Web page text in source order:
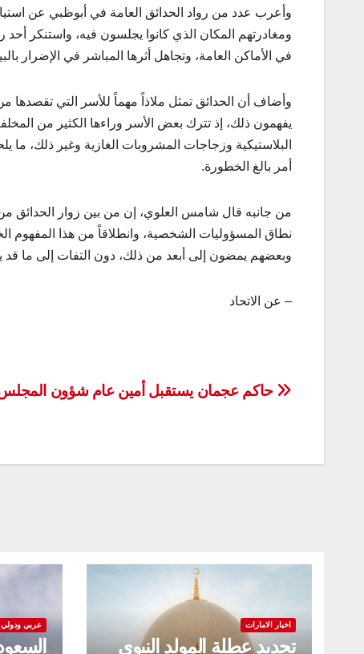
وأعرب عدد من رواد الحدائق العامة في أبوظبي عن
ومغادرتهم المكان الذي كانوا يجلسون فيه، واستنكر أحد
في الأماكن العامة، وتجاهل أثرها المباشر في الإضرار
وأضاف أن الحدائق تمثل ملاذاً مهماً للأسر التي تقصدها
يفهمون ذلك، إذ تترك بعض الأسر وراءها الكثير من
البلاستيكية وزجاجات المشروبات الغازية وغير ذلك، ما
أمر بالغ الخطورة.
من جانبه قال شامس العلوي، إن من بين زوار الحدائق من
نطاق المسؤوليات الشخصية، وانطلاقاً من هذا المفهوم
وبعضهم يمضون إلى أبعد من ذلك، دون التفات إلى ما
– عن الاتحاد
تصفّح
حاكم عجمان يستقبل أمين عام شؤون المجلس
اخبار الامارات
تحديد عطلة المولد النبوي
عربي ودولي